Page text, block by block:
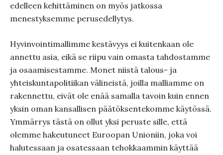
edelleen kehittäminen on myös jatkossa
menestyksemme perusedellytys.
Hyvinvointimallimme kestävyys ei kuitenkaan ole
annettu asia, eikä se riipu vain omasta tahdostamme
ja osaamisestamme. Monet niistä talous- ja
yhteiskuntapolitiikan välineistä, joilla malliamme on
rakennettu, eivät ole enää samalla tavoin kuin ennen
yksin oman kansallisen päätöksentekomme käytössä.
Ymmärrys tästä on ollut yksi peruste sille, että
olemme hakeutuneet Euroopan Unioniin, joka voi
halutessaan ja osatessaan tehokkaammin käyttää